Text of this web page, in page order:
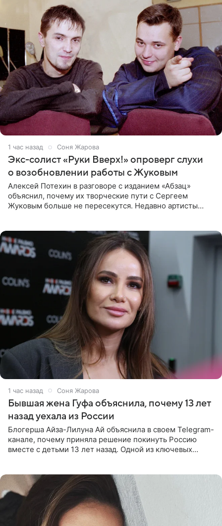
1 час назад Соня Жарова
Экс-солист «Руки Вверх!» опроверг слухи
о возобновлении работы с Жуковым
Алексей Потехин в разговоре с изданием «Абзац»
объяснил, почему их творческие пути с Сергеем
Жуковым больше не пересекутся. Недавно артисты
1 час назад Соня Жарова
Бывшая жена Гуфа объяснила, почему 13 лет
назад уехала из России
Блогерша Айза-Лилуна Ай объяснила в своем Telegram-
канале, почему приняла решение покинуть Россию
вместе с детьми 13 лет назад. Одной из ключевых